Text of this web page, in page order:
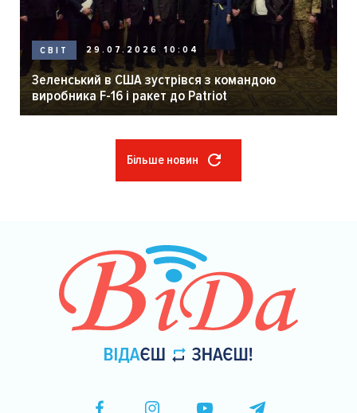
СВІТ 29.07.2026 10:04
Зеленський в США зустрівся з командою
виробника F-16 і ракет до Patriot
Більше новин